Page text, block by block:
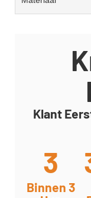
Klant
3
Binnen 3